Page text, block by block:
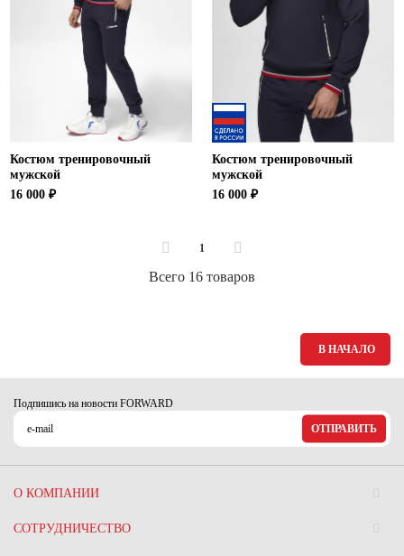
Костюм тренировочный
мужской
16 000 ₽
Костюм тренировочный
мужской
16 000 ₽
1
Всего 16 товаров
В НАЧАЛО
Подпишись на новости FORWARD
ОТПРАВИТЬ
О КОМПАНИИ
СОТРУДНИЧЕСТВО